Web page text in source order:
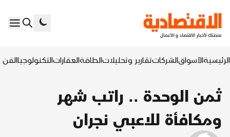
الرئيسيةالأسواقالشركاتتقارير وتحليلاتالطاقةالعقاراتالتكنولوجياالفن
ثمن الوحدة .. راتب شهر
ومكافأة للاعبي نجران